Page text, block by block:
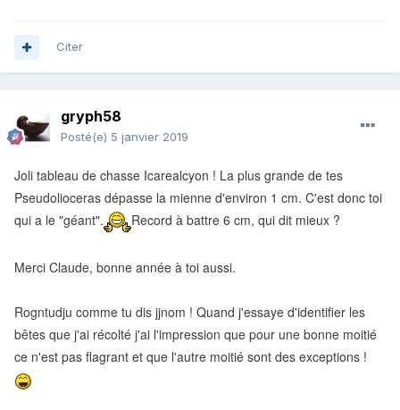
Citer
gryph58
Posté(e) 5 janvier 2019
Joli tableau de chasse Icarealcyon ! La plus grande de tes
Pseudolioceras dépasse la mienne d'environ 1 cm. C'est donc toi
qui a le "géant".
Record à battre 6 cm, qui dit mieux ?
Merci Claude, bonne année à toi aussi.
Rogntudju comme tu dis jjnom ! Quand j'essaye d'identifier les
bêtes que j'ai récolté j'ai l'impression que pour une bonne moitié
ce n'est pas flagrant et que l'autre moitié sont des exceptions !